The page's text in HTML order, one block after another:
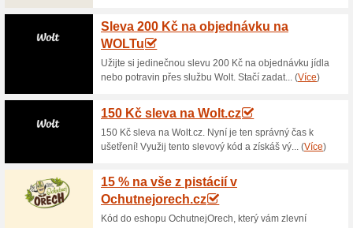
Aktuální slevy a
Doprava zdarma
100% fungovalo Akce